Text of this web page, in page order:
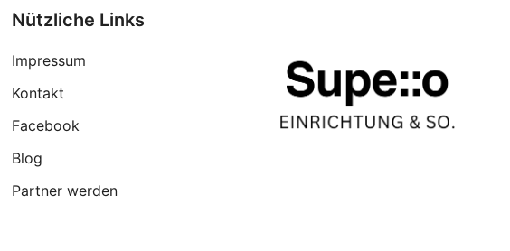
Nützliche Links
Impressum
Kontakt
Facebook
Blog
Partner werden